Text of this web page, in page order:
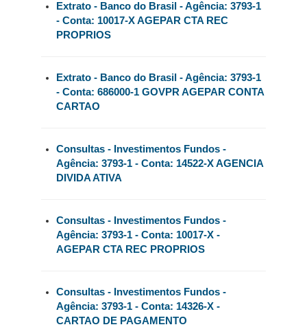
Extrato - Banco do Brasil - Agência: 3793-1
- Conta: 10017-X AGEPAR CTA REC
PROPRIOS
Extrato - Banco do Brasil - Agência: 3793-1
- Conta: 686000-1 GOVPR AGEPAR CONTA
CARTAO
Consultas - Investimentos Fundos -
Agência: 3793-1 - Conta: 14522-X AGENCIA
DIVIDA ATIVA
Consultas - Investimentos Fundos -
Agência: 3793-1 - Conta: 10017-X -
AGEPAR CTA REC PROPRIOS
Consultas - Investimentos Fundos -
Agência: 3793-1 - Conta: 14326-X -
CARTAO DE PAGAMENTO